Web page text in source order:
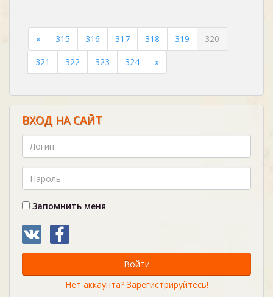
« 315 316 317 318 319
320
321
322 323 324 »
ВХОД НА САЙТ
Запомнить меня
Войти
Нет аккаунта? Зарегистрируйтесь!